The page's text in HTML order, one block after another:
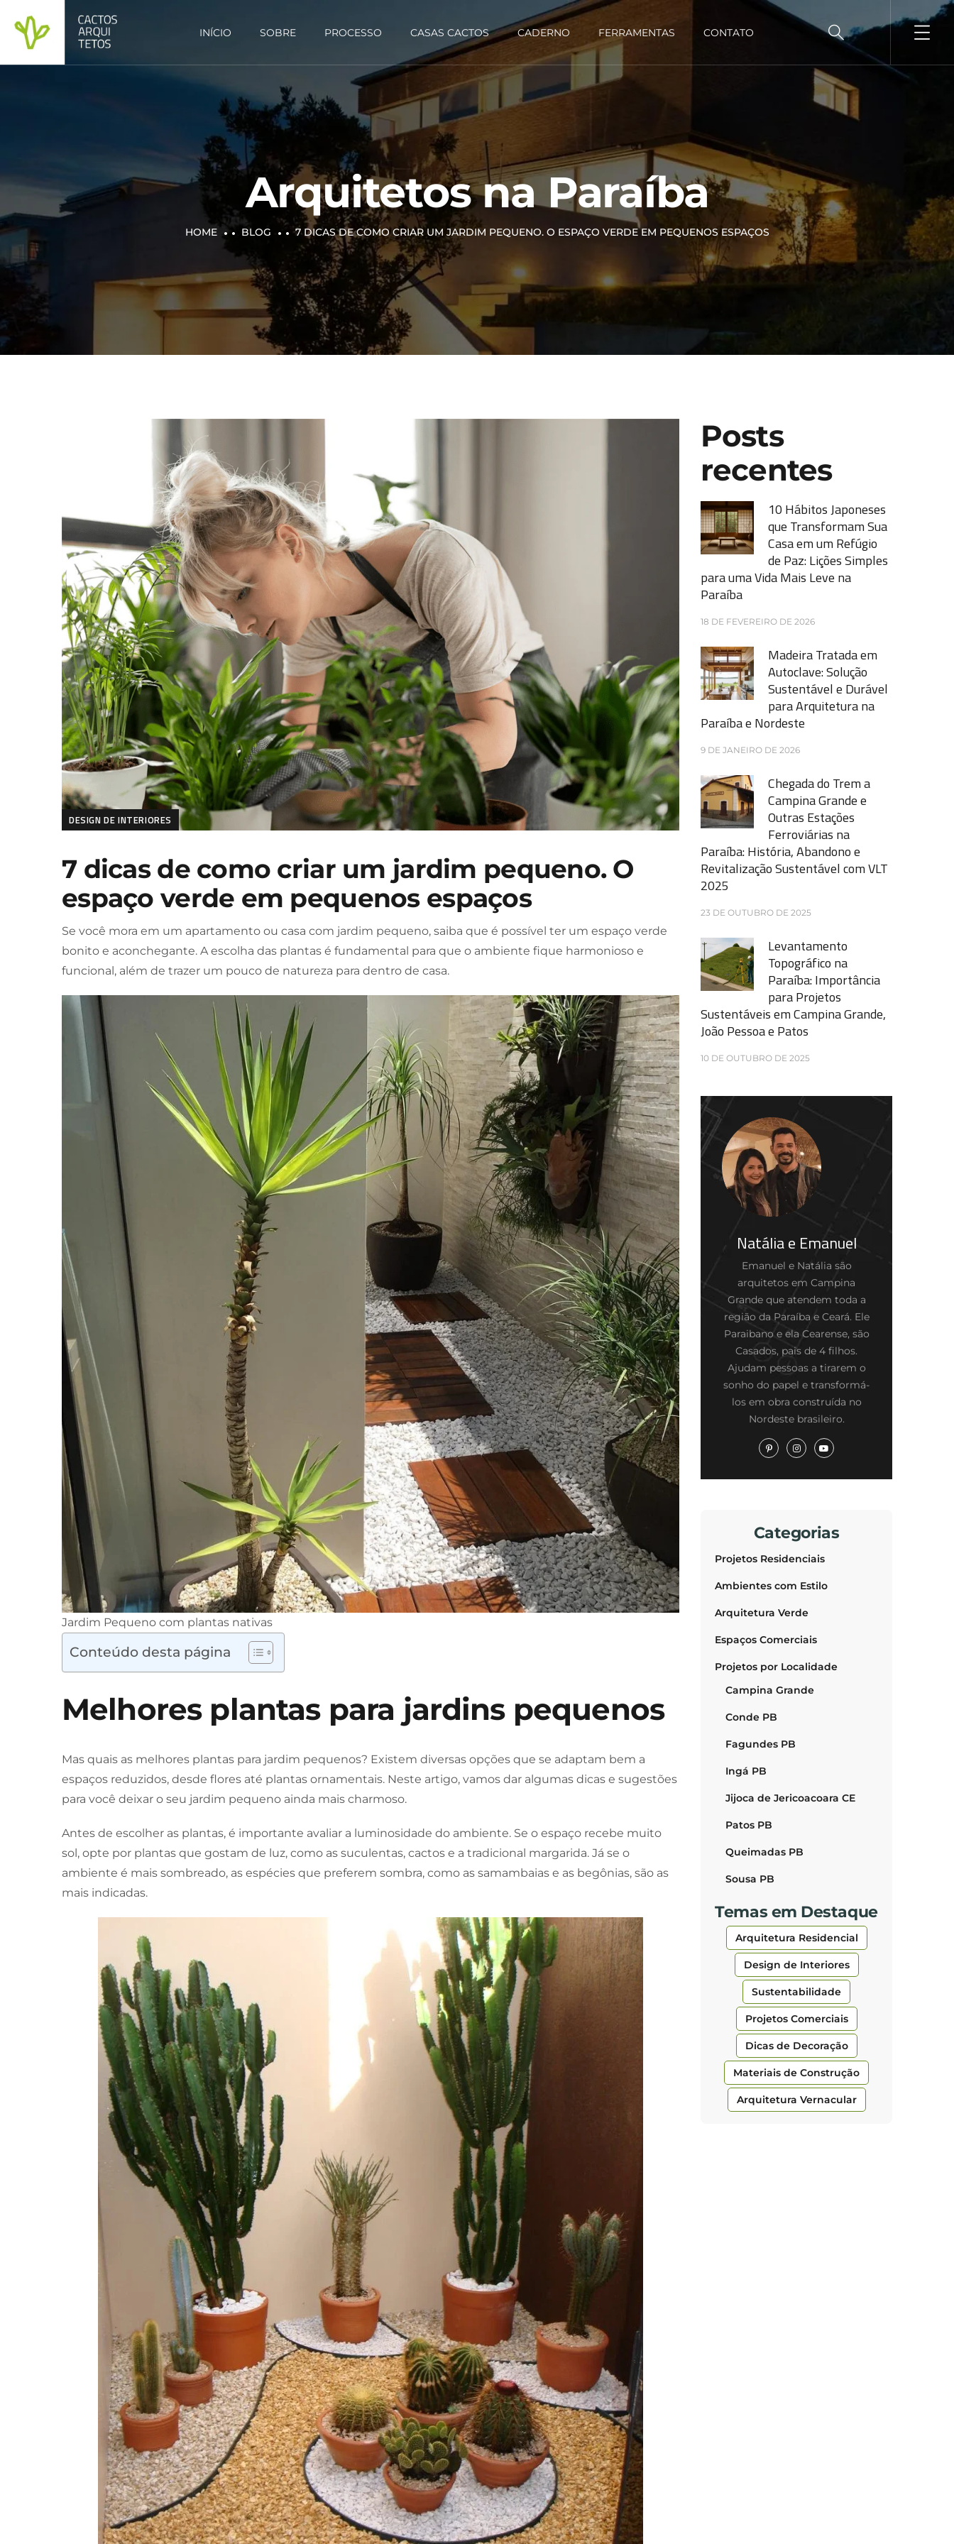
INÍCIO SOBRE PROCESSO CASAS CACTOS CADERNO FERRAMENTAS CONTATO
Arquitetos na Paraíba
HOME BLOG 7 DICAS DE COMO CRIAR UM JARDIM PEQUENO. O ESPAÇO VERDE EM PEQUENOS ESPAÇOS
DESIGN DE INTERIORES
7 dicas de como criar um jardim pequeno. O
espaço verde em pequenos espaços
Se você mora em um apartamento ou casa com jardim pequeno, saiba que é possível ter um espaço verde
bonito e aconchegante. A escolha das plantas é fundamental para que o ambiente fique harmonioso e
funcional, além de trazer um pouco de natureza para dentro de casa.
Jardim Pequeno com plantas nativas
Conteúdo desta página
Melhores plantas para jardins pequenos
Mas quais as melhores plantas para jardim pequenos? Existem diversas opções que se adaptam bem a
espaços reduzidos, desde flores até plantas ornamentais. Neste artigo, vamos dar algumas dicas e sugestões
para você deixar o seu jardim pequeno ainda mais charmoso.
Antes de escolher as plantas, é importante avaliar a luminosidade do ambiente. Se o espaço recebe muito
sol, opte por plantas que gostam de luz, como as suculentas, cactos e a tradicional margarida. Já se o
ambiente é mais sombreado, as espécies que preferem sombra, como as samambaias e as begônias, são as
mais indicadas.
Posts
recentes
10 Hábitos Japoneses
que Transformam Sua
Casa em um Refúgio
de Paz: Lições Simples
para uma Vida Mais Leve na
Paraíba
18 DE FEVEREIRO DE 2026
Madeira Tratada em
Autoclave: Solução
Sustentável e Durável
para Arquitetura na
Paraíba e Nordeste
9 DE JANEIRO DE 2026
Chegada do Trem a
Campina Grande e
Outras Estações
Ferroviárias na
Paraíba: História, Abandono e
Revitalização Sustentável com VLT
2025
23 DE OUTUBRO DE 2025
Levantamento
Topográfico na
Paraíba: Importância
para Projetos
Sustentáveis em Campina Grande,
João Pessoa e Patos
10 DE OUTUBRO DE 2025
Natália e Emanuel
Emanuel e Natália são
arquitetos em Campina
Grande que atendem toda a
região da Paraíba e Ceará. Ele
Paraibano e ela Cearense, são
Casados, pais de 4 filhos.
Ajudam pessoas a tirarem o
sonho do papel e transformá-
los em obra construída no
Nordeste brasileiro.
Categorias
Projetos Residenciais
Ambientes com Estilo
Arquitetura Verde
Espaços Comerciais
Projetos por Localidade
Campina Grande
Conde PB
Fagundes PB
Ingá PB
Jijoca de Jericoacoara CE
Patos PB
Queimadas PB
Sousa PB
Temas em Destaque
Arquitetura Residencial
Design de Interiores
Sustentabilidade
Projetos Comerciais
Dicas de Decoração
Materiais de Construção
Arquitetura Vernacular